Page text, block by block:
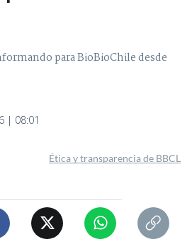
para BioBioChile desde
| 08:01
Ética y transparencia de BBCL